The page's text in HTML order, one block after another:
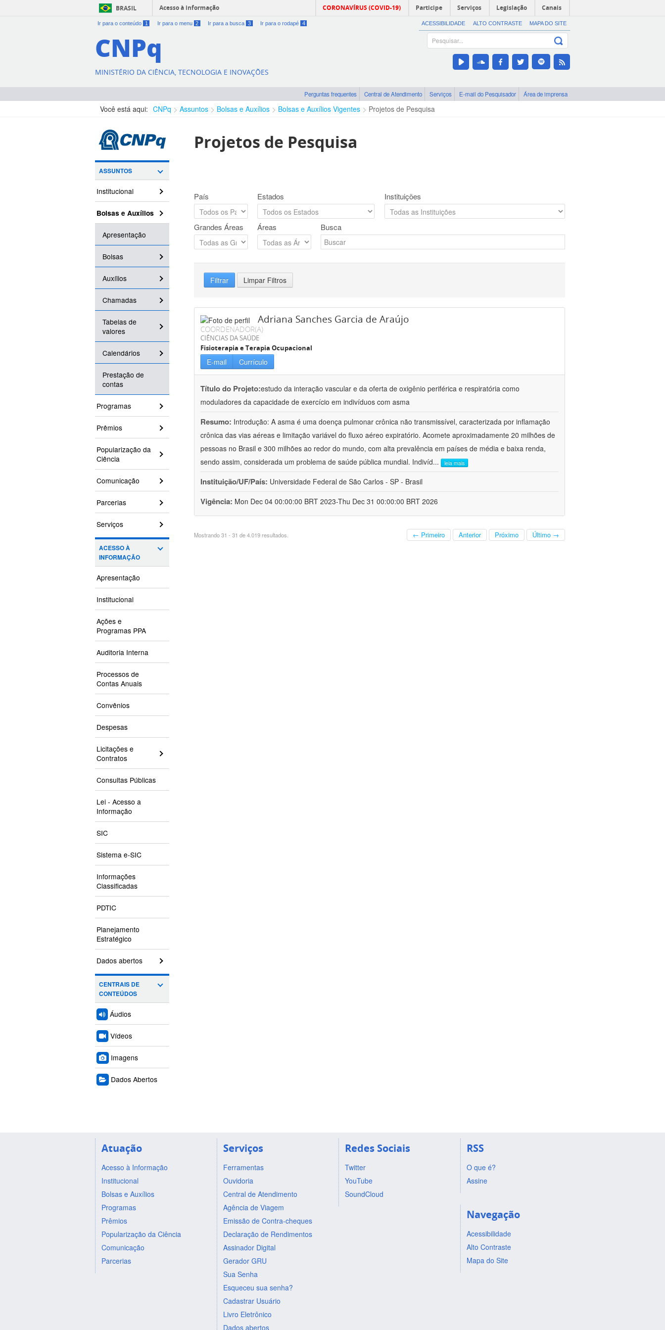
BRASIL Acesso à informação CORONAVÍRUS (COVID-19) Participe Serviços Legislação Canais
Ir para o conteúdo 1 Ir para o menu 2 Ir para a busca 3 Ir para o rodapé 4 ACESSIBILIDADE ALTO CONTRASTE MAPA DO SITE
CNPq
MINISTÉRIO DA CIÊNCIA, TECNOLOGIA E INOVAÇÕES
Perguntas frequentes Central de Atendimento Serviços E-mail do Pesquisador Área de imprensa
Você está aqui: CNPq Assuntos Bolsas e Auxílios Bolsas e Auxílios Vigentes Projetos de Pesquisa
ASSUNTOS
Institucional
Bolsas e Auxílios
Apresentação
Bolsas
Auxílios
Chamadas
Tabelas de
valores
Calendários
Prestação de
contas
Programas
Prêmios
Popularização da
Ciência
Comunicação
Parcerias
Serviços
ACESSO À
INFORMAÇÃO
Apresentação
Institucional
Ações e
Programas PPA
Auditoria Interna
Processos de
Contas Anuais
Convênios
Despesas
Licitações e
Contratos
Consultas Públicas
Lei - Acesso a
Informação
SIC
Sistema e-SIC
Informações
Classificadas
PDTIC
Planejamento
Estratégico
Dados abertos
CENTRAIS DE
CONTEÚDOS
Áudios
Vídeos
Imagens
Dados Abertos
Projetos de Pesquisa
País Estados Instituições
Grandes Áreas Áreas Busca
Filtrar Limpar Filtros
Adriana Sanches Garcia de Araújo
COORDENADOR(A)
CIÊNCIAS DA SAÚDE
Fisioterapia e Terapia Ocupacional
E-mail Currículo
Título do Projeto:estudo da interação vascular e da oferta de oxigênio periférica e respiratória como
moduladores da capacidade de exercício em indivíduos com asma
Resumo: Introdução: A asma é uma doença pulmonar crônica não transmissível, caracterizada por inflamação
crônica das vias aéreas e limitação variável do fluxo aéreo expiratório. Acomete aproximadamente 20 milhões de
pessoas no Brasil e 300 milhões ao redor do mundo, com alta prevalência em países de média e baixa renda,
sendo assim, considerada um problema de saúde pública mundial. Indivíd... leia mais
Instituição/UF/País: Universidade Federal de São Carlos - SP - Brasil
Vigência: Mon Dec 04 00:00:00 BRT 2023-Thu Dec 31 00:00:00 BRT 2026
Mostrando 31 - 31 de 4.019 resultados. ← Primeiro Anterior Próximo Último →
Atuação
Acesso à Informação
Institucional
Bolsas e Auxílios
Programas
Prêmios
Popularização da Ciência
Comunicação
Parcerias
Serviços
Ferramentas
Ouvidoria
Central de Atendimento
Agência de Viagem
Emissão de Contra-cheques
Declaração de Rendimentos
Assinador Digital
Gerador GRU
Sua Senha
Esqueceu sua senha?
Cadastrar Usuário
Livro Eletrônico
Dados abertos
Redes Sociais
Twitter
YouTube
SoundCloud
RSS
O que é?
Assine
Navegação
Acessibilidade
Alto Contraste
Mapa do Site